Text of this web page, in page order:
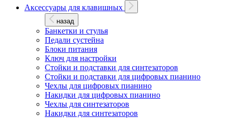
Аксессуары для клавишных
назад
Банкетки и стулья
Педали сустейна
Блоки питания
Ключ для настройки
Стойки и подставки для синтезаторов
Стойки и подставки для цифровых пианино
Чехлы для цифровых пианино
Накидки для цифровых пианино
Чехлы для синтезаторов
Накидки для синтезаторов